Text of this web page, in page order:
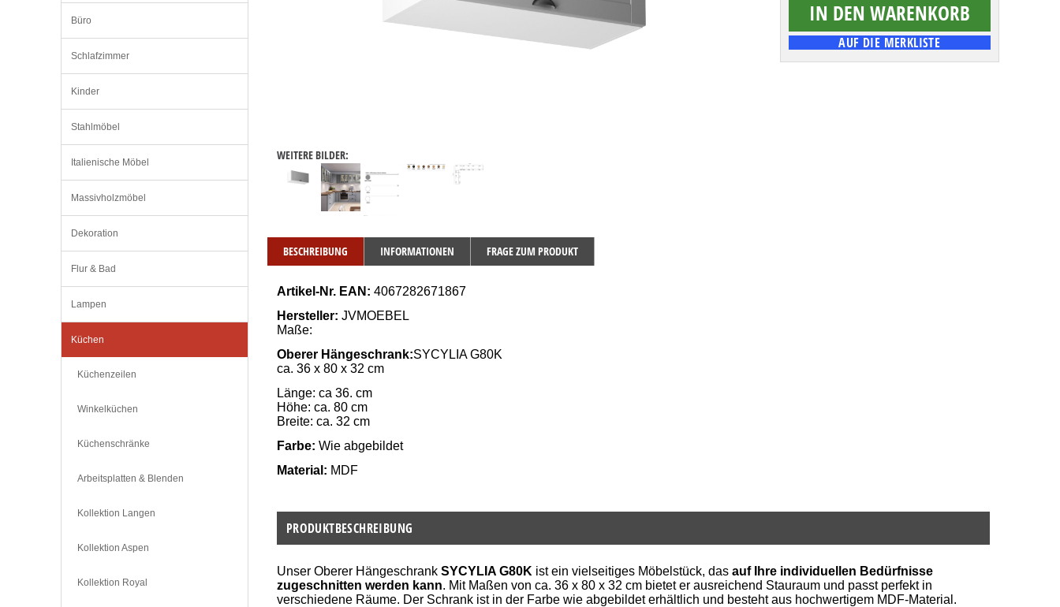
WEITERE BILDER:
BESCHREIBUNG INFORMATIONEN FRAGE ZUM PRODUKT
Artikel-Nr. EAN: 4067282671867
Hersteller: JVMOEBEL
Maße:
Oberer Hängeschrank:SYCYLIA G80K
ca. 36 x 80 x 32 cm
Länge: ca 36. cm
Höhe: ca. 80 cm
Breite: ca. 32 cm
Farbe: Wie abgebildet
Material: MDF
PRODUKTBESCHREIBUNG
Unser Oberer Hängeschrank SYCYLIA G80K ist ein vielseitiges Möbelstück, das auf Ihre individuellen Bedürfnisse
zugeschnitten werden kann. Mit Maßen von ca. 36 x 80 x 32 cm bietet er ausreichend Stauraum und passt perfekt in
verschiedene Räume. Der Schrank ist in der Farbe wie abgebildet erhältlich und besteht aus hochwertigem MDF-Material.
Büro
Schlafzimmer
Kinder
Stahlmöbel
Italienische Möbel
Massivholzmöbel
Dekoration
Flur & Bad
Lampen
Küchen
Küchenzeilen
Winkelküchen
Küchenschränke
Arbeitsplatten & Blenden
Kollektion Langen
Kollektion Aspen
Kollektion Royal